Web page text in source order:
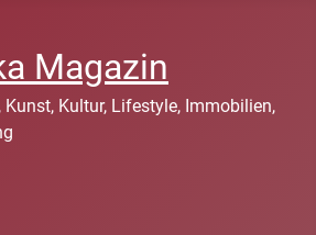
Magazin
Kunst, Kultur, Lifestyle, Immobilien,